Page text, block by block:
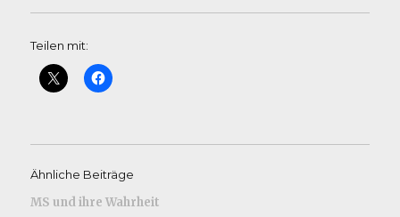
Teilen mit:
Ähnliche Beiträge
MS und ihre Wahrheit